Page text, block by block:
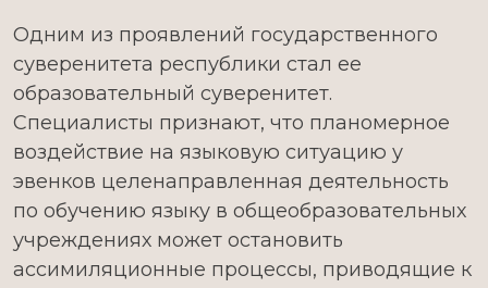
Одним из проявлений государственного
суверенитета республики стал ее
образовательный суверенитет.
Специалисты признают, что планомерное
воздействие на языковую ситуацию у
эвенков целенаправленная деятельность
по обучению языку в общеобразовательных
учреждениях может остановить
ассимиляционные процессы, приводящие к